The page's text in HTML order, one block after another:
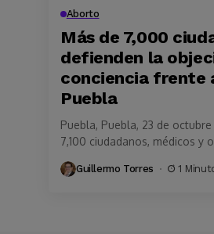
Aborto
Más de 7,000
defienden la
conciencia frente
Puebla
Puebla, Puebla, 23 de
7,100 ciudadanos, médicos y
Guillermo Torres 1